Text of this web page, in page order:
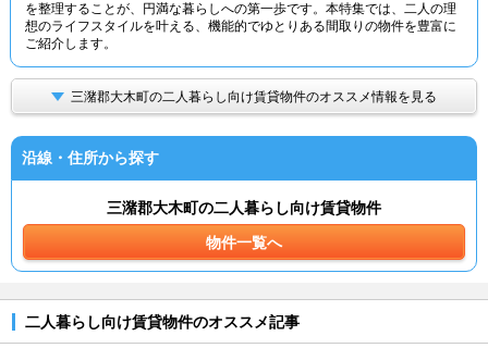
を整理することが、円満な暮らしへの第一歩です。本特集では、二人の理
想のライフスタイルを叶える、機能的でゆとりある間取りの物件を豊富に
ご紹介します。
三潴郡大木町の二人暮らし向け賃貸物件のオススメ情報を見る
沿線・住所から探す
三潴郡大木町の二人暮らし向け賃貸物件
物件一覧へ
二人暮らし向け賃貸物件のオススメ記事